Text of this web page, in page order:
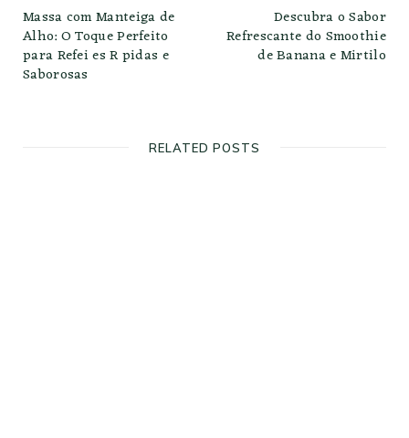
Massa com Manteiga de
Alho: O Toque Perfeito
para Refei es R pidas e
Saborosas
Descubra o Sabor
Refrescante do Smoothie
de Banana e Mirtilo
RELATED POSTS